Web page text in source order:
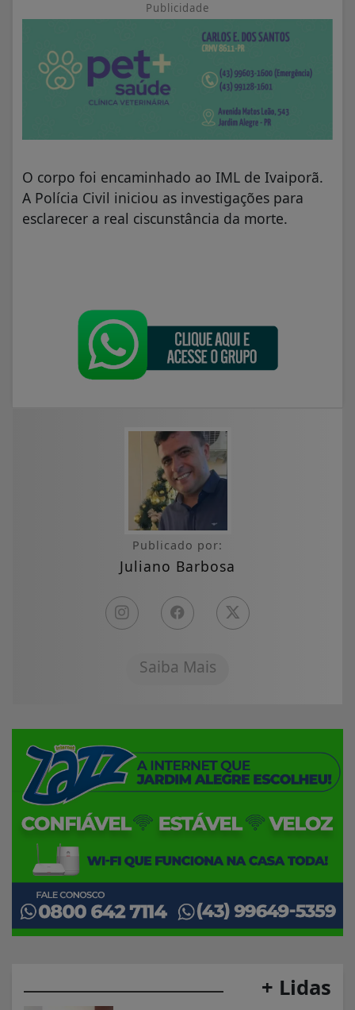
Publicidade
O corpo foi encaminhado ao IML de Ivaiporã.
A Polícia Civil iniciou as investigações para
esclarecer a real ciscunstância da morte.
Publicado por:
Juliano Barbosa
Saiba Mais
+ Lidas